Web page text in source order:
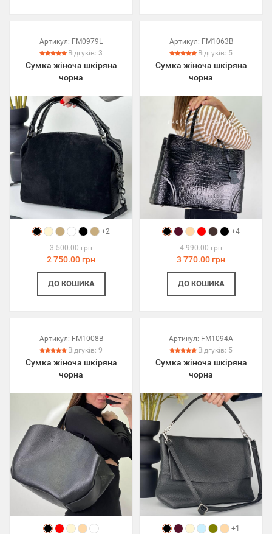
Артикул: FM0979L
Відгуків: 3
Сумка жіноча шкіряна
чорна
+2
3 500.00 грн
2 750.00 грн
ДО КОШИКА
Артикул: FM1063B
Відгуків: 5
Сумка жіноча шкіряна
чорна
+4
4 990.00 грн
3 770.00 грн
ДО КОШИКА
Артикул: FM1008B
Відгуків: 9
Сумка жіноча шкіряна
чорна
Артикул: FM1094A
Відгуків: 5
Сумка жіноча шкіряна
чорна
+1